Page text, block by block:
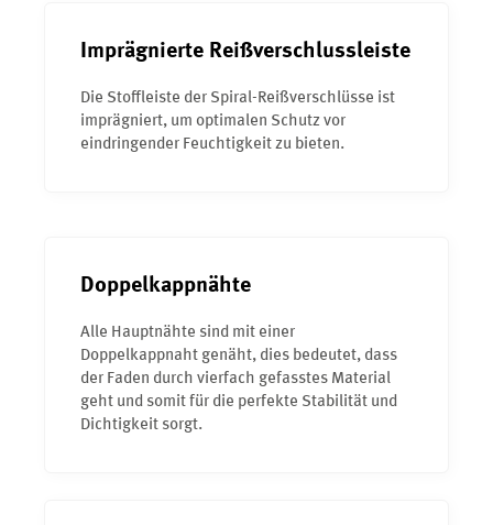
Imprägnierte Reißverschlussleiste
Die Stoffleiste der Spiral-Reißverschlüsse ist
imprägniert, um optimalen Schutz vor
eindringender Feuchtigkeit zu bieten.
Doppelkappnähte
Alle Hauptnähte sind mit einer
Doppelkappnaht genäht, dies bedeutet, dass
der Faden durch vierfach gefasstes Material
geht und somit für die perfekte Stabilität und
Dichtigkeit sorgt.